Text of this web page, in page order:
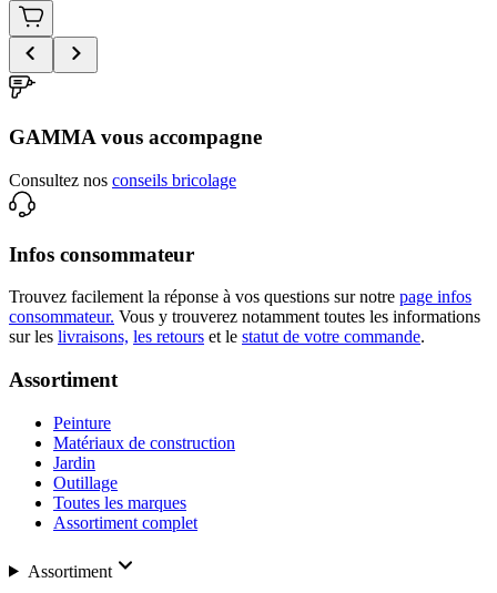
GAMMA vous accompagne
Consultez nos conseils bricolage
Infos consommateur
Trouvez facilement la réponse à vos questions sur notre page infos
consommateur. Vous y trouverez notamment toutes les informations
sur les livraisons, les retours et le statut de votre commande.
Assortiment
Peinture
Matériaux de construction
Jardin
Outillage
Toutes les marques
Assortiment complet
Assortiment